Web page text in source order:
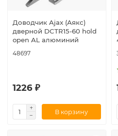
Доводчик Ajax (Аякс)
дверной DCTR15-60 hold
open AL алюминий
48697
1226 ₽
В корзину